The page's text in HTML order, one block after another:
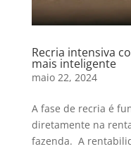
Recria intensiva
mais inteligente
maio 22, 2024
A fase de recria é
diretamente na
fazenda. A